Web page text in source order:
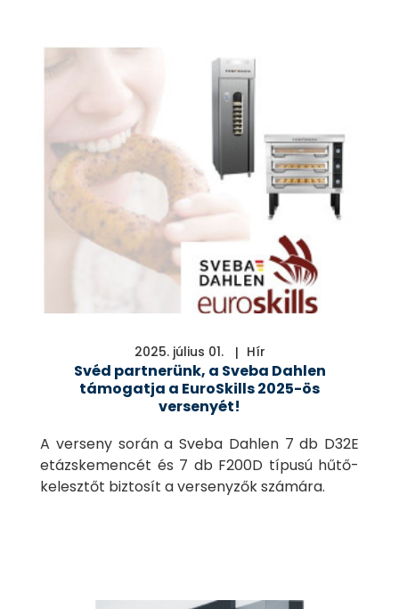
2025. július 01. Hír
Svéd partnerünk, a Sveba Dahlen
támogatja a EuroSkills 2025-ös
versenyét!
A verseny során a Sveba Dahlen 7 db D32E
etázskemencét és 7 db F200D típusú hűtő-
kelesztőt biztosít a versenyzők számára.